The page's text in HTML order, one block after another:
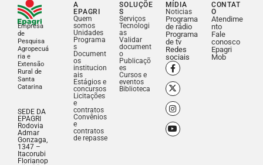
Empresa
de
Pesquisa
Agropecuá
ria e
Extensão
Rural de
Santa
Catarina
SEDE DA
EPAGRI
Rodovia
Admar
Gonzaga,
1347 –
Itacorubi
Florianop
A
EPAGRI
Quem
somos
Unidades
Programa
s
Document
os
institucion
ais
Estágios e
concursos
Licitações
e
contratos
Convênios
e
contratos
de repasse
SOLUÇÕE
S
Serviços
Tecnologi
as
Validar
document
o
Publicaçõ
es
Cursos e
eventos
Biblioteca
MÍDIA
Noticias
Programa
de rádio
Programa
de tv
Redes
sociais
CONTAT
O
Atendime
nto
Fale
conosco
Epagri
Mob